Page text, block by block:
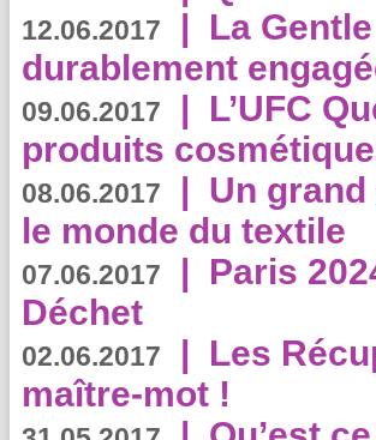
12.06.2017 | La
durablement
09.06.2017 | L’UFC
produits
08.06.2017 | Un
le monde du textile
07.06.2017 | Paris
Déchet
02.06.2017 | Les
maître-mot !